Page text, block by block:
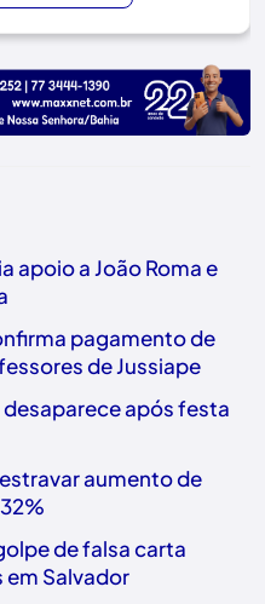
apoio a João Roma e
pagamento de
de Jussiape
após festa
aumento de
de falsa carta
Salvador